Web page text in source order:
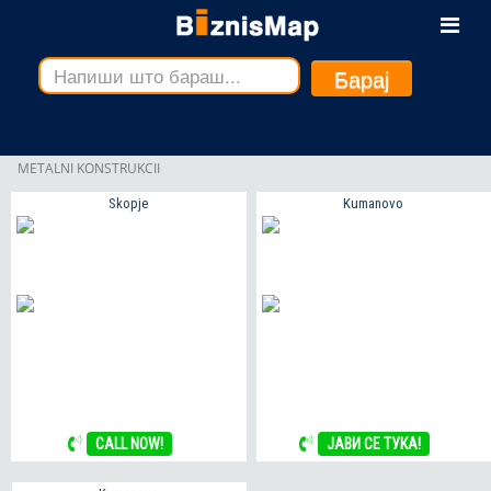
Барај
METALNI KONSTRUKCII
Skopje
CALL NOW!
Kumanovo
ЈАВИ СЕ ТУКА!